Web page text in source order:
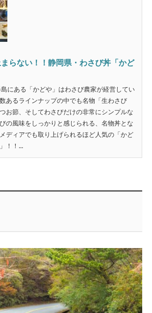
らない！！静岡県・わさび丼「かど
にある「かどや」はわさび農家が経営してい
あるラインナップの中でも名物「生わさび
お節、そしてわさびだけの非常にシンプルな
の風味をしっかりと感じられる、名物丼とな
ディアでも取り上げられるほど人気の「かど
！！...